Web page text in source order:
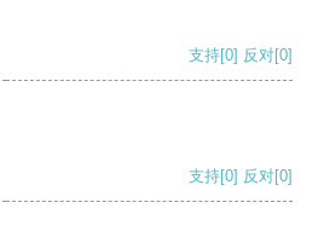
支持[0] 反对[0]
支持[0] 反对[0]